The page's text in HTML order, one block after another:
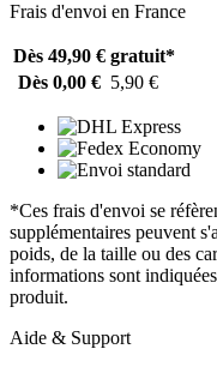
Frais d'envoi en France
Dès 49,90 € gratuit*
Dès 0,00 € 5,90 €
*Ces frais d'envoi se
supplémentaires peuvent
poids, de la taille ou des
informations sont
produit.
Aide & Support